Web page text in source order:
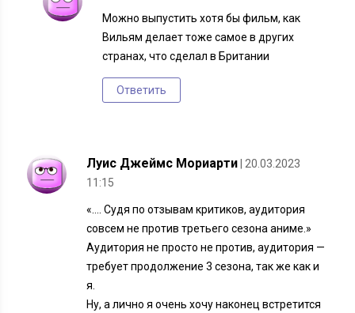
Можно выпустить хотя бы фильм, как
Вильям делает тоже самое в других
странах, что сделал в Британии
Ответить
Луис Джеймс Мориарти
| 20.03.2023
11:15
«…. Судя по отзывам критиков, аудитория
совсем не против третьего сезона аниме.»
Аудитория не просто не против, аудитория —
требует продолжение 3 сезона, так же как и
я.
Ну, а лично я очень хочу наконец встретится